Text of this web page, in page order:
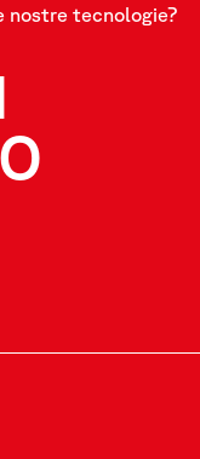
nostre tecnologie?